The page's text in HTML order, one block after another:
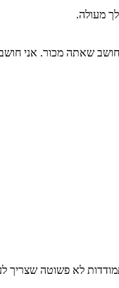
צריך כלום. זאת דעתי הכנה. ואני
לא פשוטה שצריך